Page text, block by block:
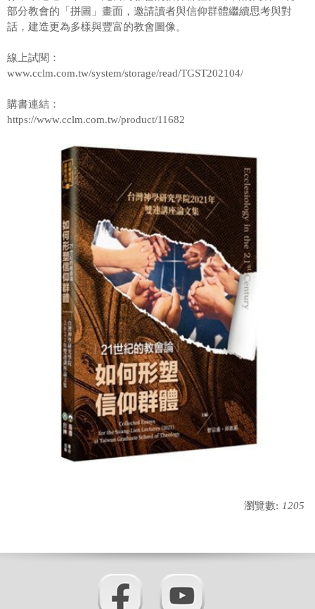
部分教會的「拼圖」畫面，邀請讀者與信仰群體繼續思考與對
話，建造更為多樣與豐富的教會圖像。
線上試閱：
www.cclm.com.tw/system/storage/read/TGST202104/
購書連結：
https://www.cclm.com.tw/product/11682
瀏覽數: 1205